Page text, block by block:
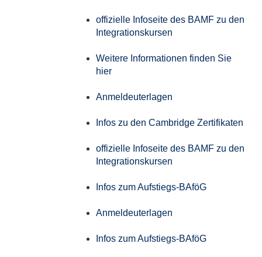
offizielle Infoseite des BAMF zu den
Integrationskursen
Weitere Informationen finden Sie
hier
Anmeldeuterlagen
Infos zu den Cambridge Zertifikaten
offizielle Infoseite des BAMF zu den
Integrationskursen
Infos zum Aufstiegs-BAföG
Anmeldeuterlagen
Infos zum Aufstiegs-BAföG